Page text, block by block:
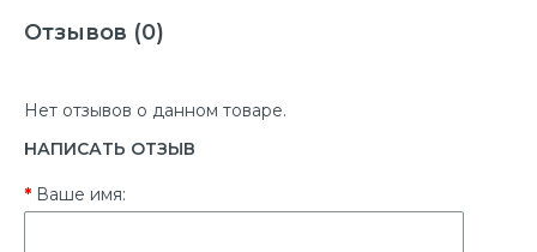
Отзывов (0)
Нет отзывов о данном товаре.
НАПИСАТЬ ОТЗЫВ
Ваше имя: